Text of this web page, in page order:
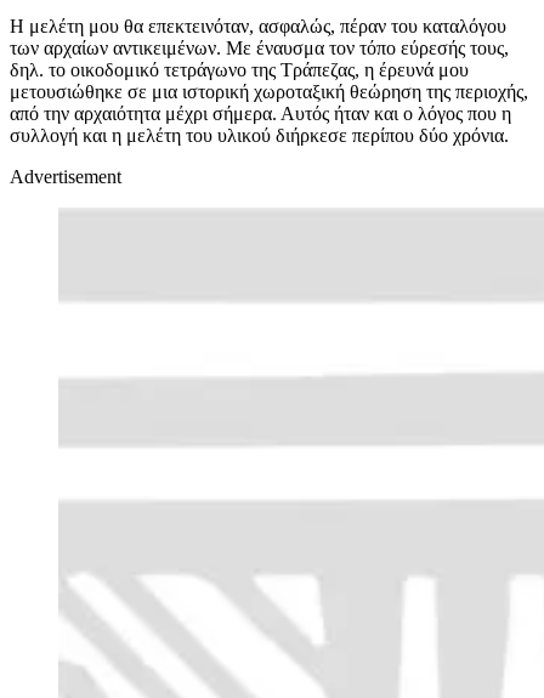
Η μελέτη μου θα επεκτεινόταν, ασφαλώς, πέραν του καταλόγου
των αρχαίων αντικειμένων. Με έναυσμα τον τόπο εύρεσής τους,
δηλ. το οικοδομικό τετράγωνο της Τράπεζας, η έρευνά μου
μετουσιώθηκε σε μια ιστορική χωροταξική θεώρηση της περιοχής,
από την αρχαιότητα μέχρι σήμερα. Αυτός ήταν και ο λόγος που η
συλλογή και η μελέτη του υλικού διήρκεσε περίπου δύο χρόνια.
Advertisement